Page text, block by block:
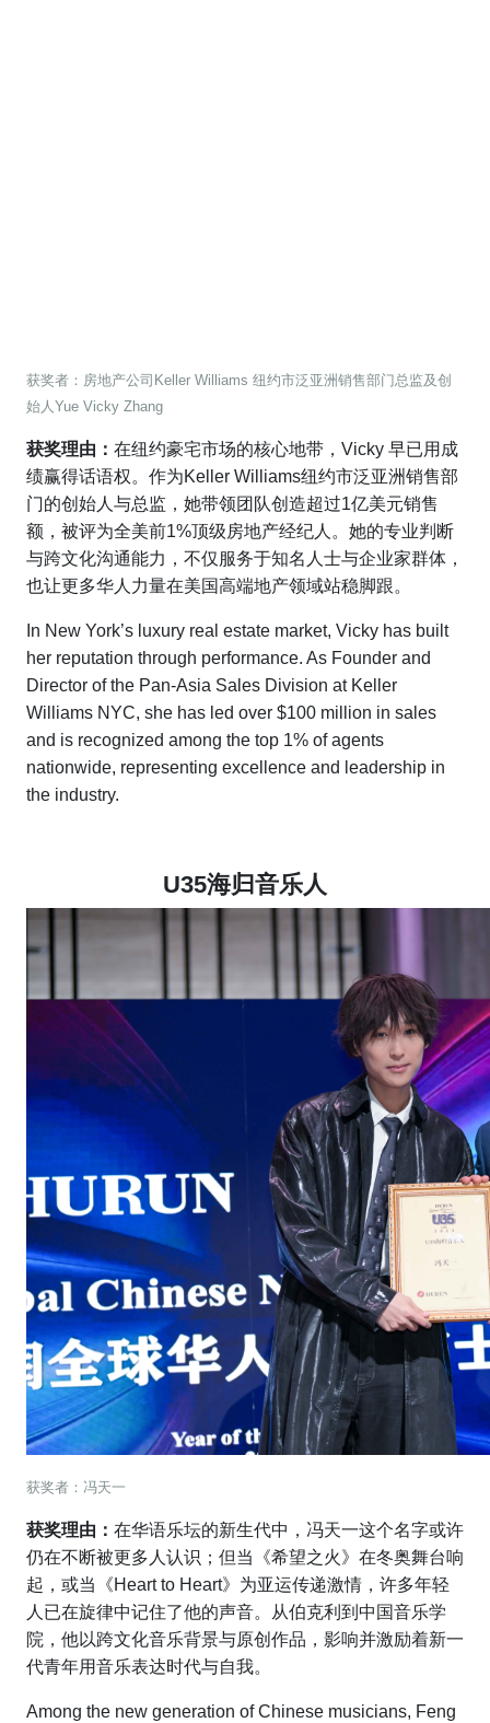
获奖者：房地产公司Keller Williams 纽约市泛亚洲销售部门总监及创
始人Yue Vicky Zhang
获奖理由： 在纽约豪宅市场的核心地带，Vicky 早已用成
绩赢得话语权。作为Keller Williams纽约市泛亚洲销售部
门的创始人与总监，她带领团队创造超过1亿美元销售
额，被评为全美前1%顶级房地产经纪人。她的专业判断
与跨文化沟通能力，不仅服务于知名人士与企业家群体，
也让更多华人力量在美国高端地产领域站稳脚跟。
In New York’s luxury real estate market, Vicky has built
her reputation through performance. As Founder and
Director of the Pan-Asia Sales Division at Keller
Williams NYC, she has led over $100 million in sales
and is recognized among the top 1% of agents
nationwide, representing excellence and leadership in
the industry.
U35海归音乐人
获奖者：冯天一
获奖理由： 在华语乐坛的新生代中，冯天一这个名字或许
仍在不断被更多人认识；但当《希望之火》在冬奥舞台响
起，或当《Heart to Heart》为亚运传递激情，许多年轻
人已在旋律中记住了他的声音。从伯克利到中国音乐学
院，他以跨文化音乐背景与原创作品，影响并激励着新一
代青年用音乐表达时代与自我。
Among the new generation of Chinese musicians, Feng